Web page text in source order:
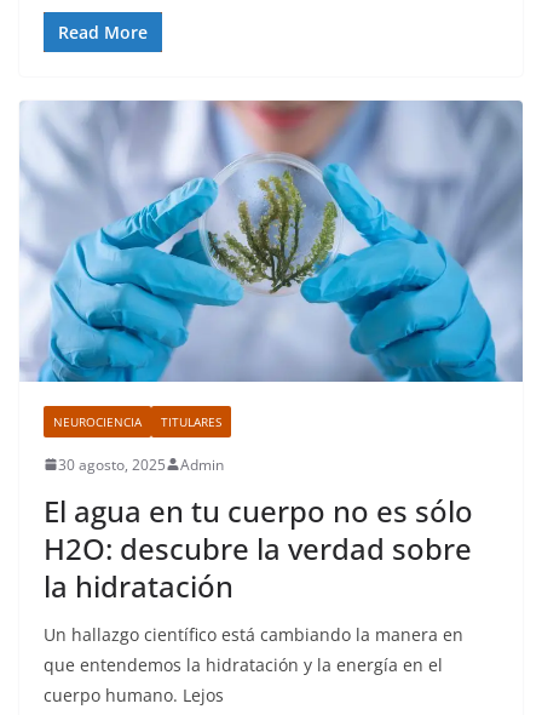
Read More
NEUROCIENCIA TITULARES
30 agosto, 2025 Admin
El agua en tu cuerpo no es sólo
H2O: descubre la verdad sobre
la hidratación
Un hallazgo científico está cambiando la manera en
que entendemos la hidratación y la energía en el
cuerpo humano. Lejos